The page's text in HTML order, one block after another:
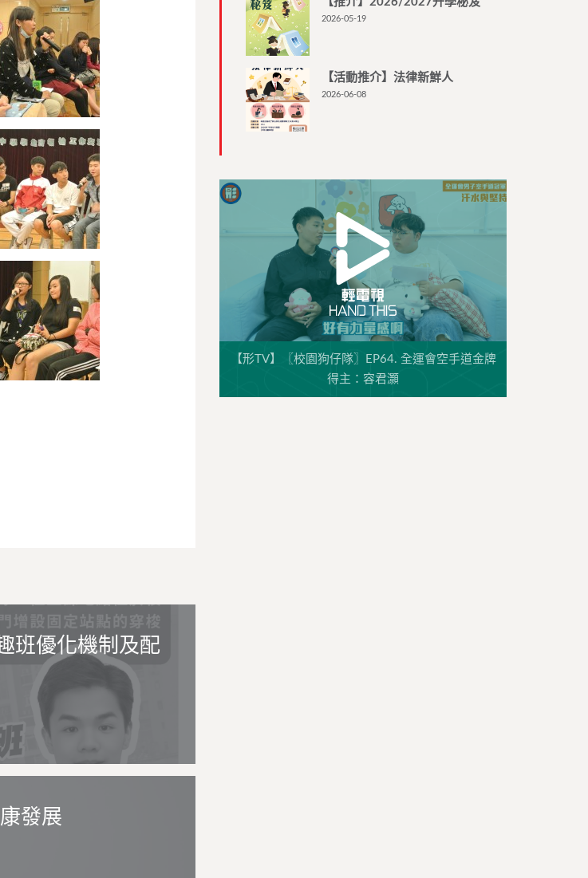
班優化機制及配
發展
2026-05-19
【活動推介】法律新鮮人
2026-06-08
【形TV】〖校園狗仔隊〗EP64. 全運會空手道金牌
得主：容君灝